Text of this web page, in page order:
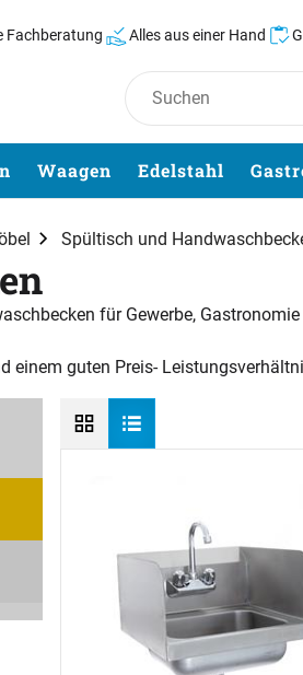
Fachberatung Alles aus einer Hand
Waagen Edelstahl
Spültisch und
für Gewerbe,
einem guten Preis-